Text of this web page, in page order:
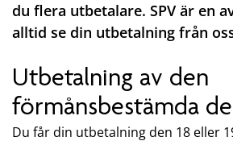
du flera utbetalare. SPV är en
alltid se din utbetalning från
Utbetalning av den
förmånsbestämda
Du får din utbetalning den 18 eller